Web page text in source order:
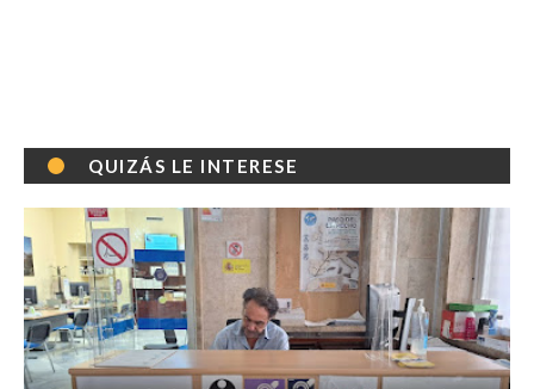
QUIZÁS LE INTERESE